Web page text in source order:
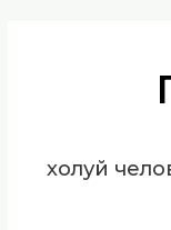
холуй